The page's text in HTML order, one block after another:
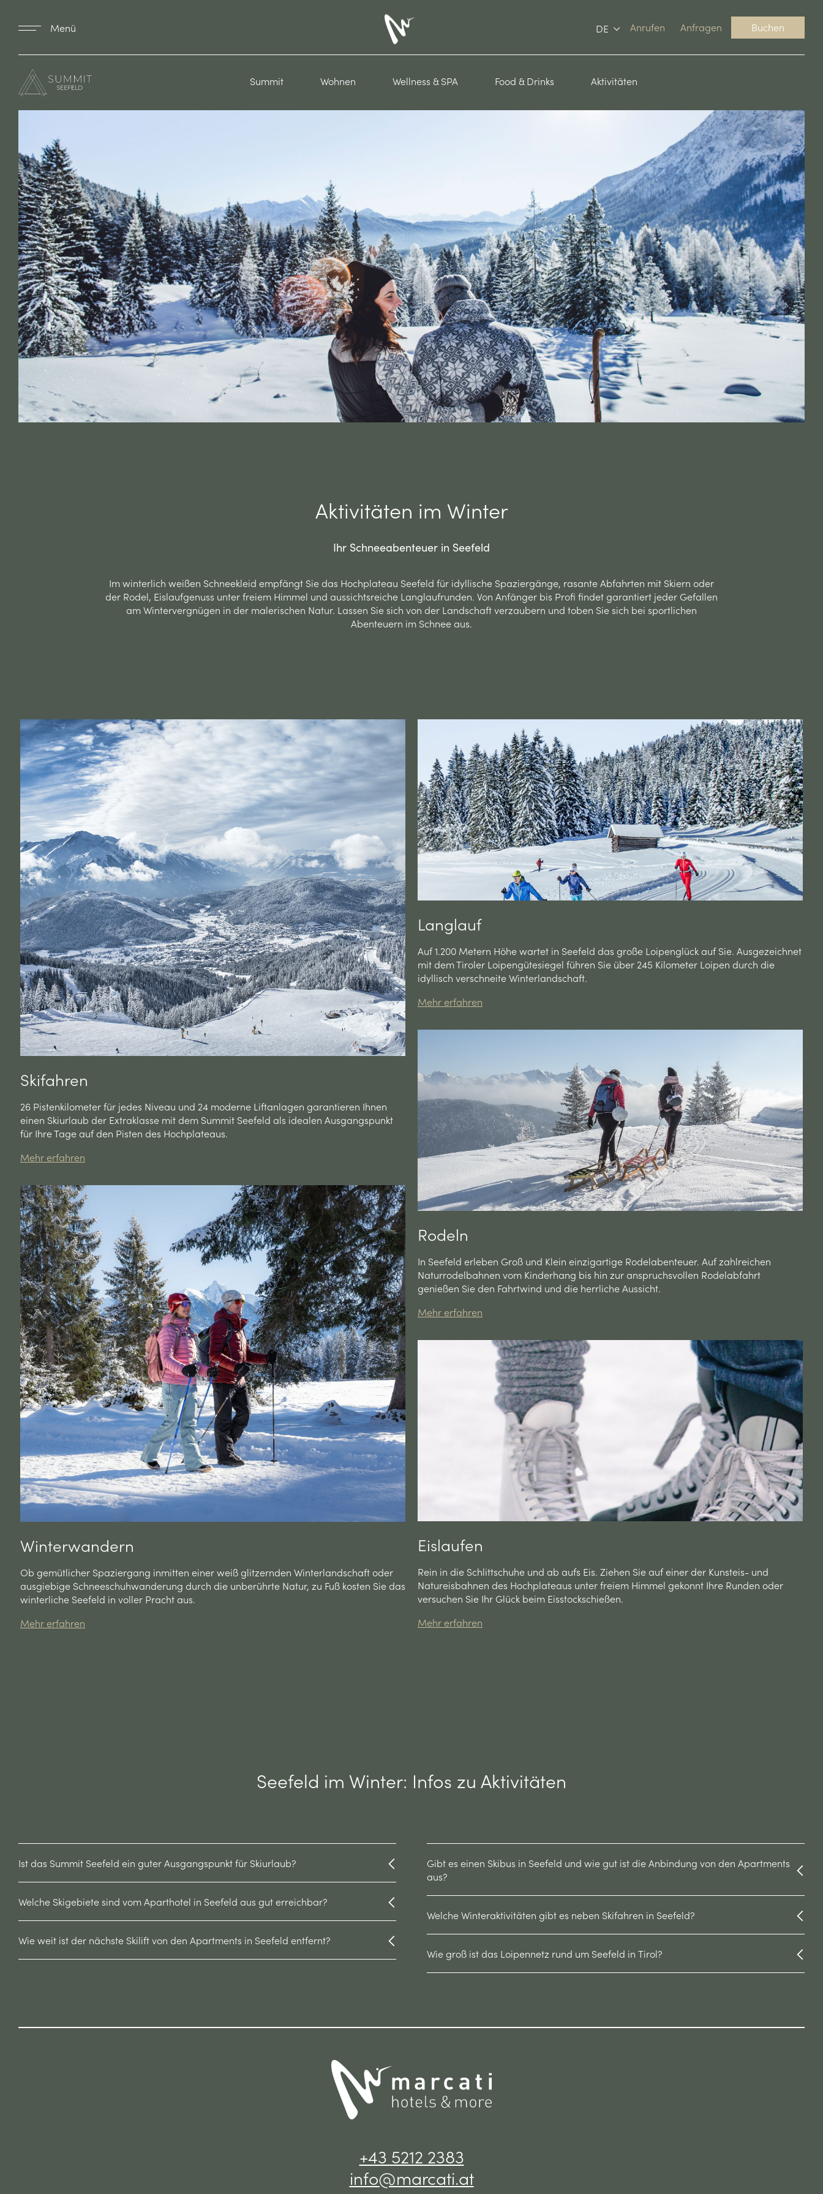
Menü DE Anrufen Anfragen Buchen
Summit Wohnen Wellness & SPA Food & Drinks Aktivitäten
Aktivitäten im Winter
Ihr Schneeabenteuer in Seefeld
Im winterlich weißen Schneekleid empfängt Sie das Hochplateau Seefeld für idyllische Spaziergänge, rasante Abfahrten mit Skiern oder
der Rodel, Eislaufgenuss unter freiem Himmel und aussichtsreiche Langlaufrunden. Von Anfänger bis Profi findet garantiert jeder Gefallen
am Wintervergnügen in der malerischen Natur. Lassen Sie sich von der Landschaft verzaubern und toben Sie sich bei sportlichen
Abenteuern im Schnee aus.
Skifahren
26 Pistenkilometer für jedes Niveau und 24 moderne Liftanlagen garantieren Ihnen
einen Skiurlaub der Extraklasse mit dem Summit Seefeld als idealen Ausgangspunkt
für Ihre Tage auf den Pisten des Hochplateaus.
Mehr erfahren
Winterwandern
Ob gemütlicher Spaziergang inmitten einer weiß glitzernden Winterlandschaft oder
ausgiebige Schneeschuhwanderung durch die unberührte Natur, zu Fuß kosten Sie das
winterliche Seefeld in voller Pracht aus.
Mehr erfahren
Langlauf
Auf 1.200 Metern Höhe wartet in Seefeld das große Loipenglück auf Sie. Ausgezeichnet
mit dem Tiroler Loipengütesiegel führen Sie über 245 Kilometer Loipen durch die
idyllisch verschneite Winterlandschaft.
Mehr erfahren
Rodeln
In Seefeld erleben Groß und Klein einzigartige Rodelabenteuer. Auf zahlreichen
Naturrodelbahnen vom Kinderhang bis hin zur anspruchsvollen Rodelabfahrt
genießen Sie den Fahrtwind und die herrliche Aussicht.
Mehr erfahren
Eislaufen
Rein in die Schlittschuhe und ab aufs Eis. Ziehen Sie auf einer der Kunsteis- und
Natureisbahnen des Hochplateaus unter freiem Himmel gekonnt Ihre Runden oder
versuchen Sie Ihr Glück beim Eisstockschießen.
Mehr erfahren
Seefeld im Winter: Infos zu Aktivitäten
Ist das Summit Seefeld ein guter Ausgangspunkt für Skiurlaub?
Welche Skigebiete sind vom Aparthotel in Seefeld aus gut erreichbar?
Wie weit ist der nächste Skilift von den Apartments in Seefeld entfernt?
Gibt es einen Skibus in Seefeld und wie gut ist die Anbindung von den Apartments
aus?
Welche Winteraktivitäten gibt es neben Skifahren in Seefeld?
Wie groß ist das Loipennetz rund um Seefeld in Tirol?
+43 5212 2383
info@marcati.at